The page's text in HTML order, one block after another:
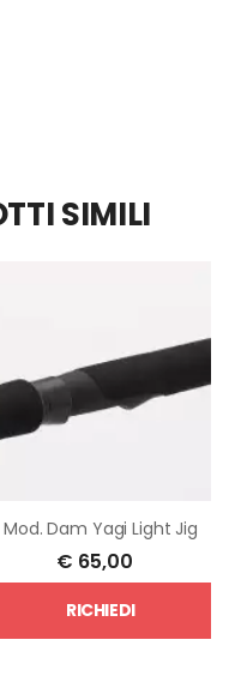
SIMILI
Mod.Dam Yagi Light Jig
€ 65,00
RICHIEDI